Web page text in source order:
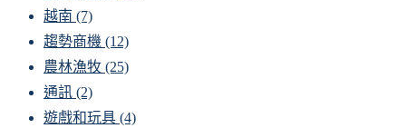
越南 (7)
趨勢商機 (12)
農林漁牧 (25)
通訊 (2)
遊戲和玩具 (4)